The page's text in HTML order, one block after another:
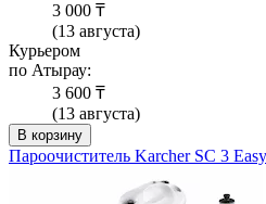
3 000 ₸
(13 августа)
Курьером
по Атырау:
3 600 ₸
(13 августа)
В корзину
Пароочиститель Karcher SC 3